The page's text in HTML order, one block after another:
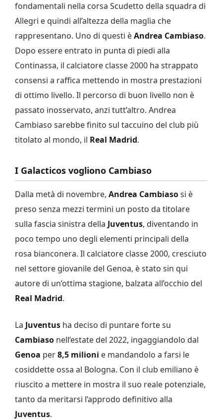
fondamentali nella corsa Scudetto della squadra di
Allegri e quindi all’altezza della maglia che
rappresentano. Uno di questi èAndrea Cambiaso.
Dopo essere entrato in punta di piedi alla
Continassa, il calciatore classe 2000 ha strappato
consensi a raffica mettendo in mostra prestazioni
di ottimo livello. Il percorso di buon livello non è
passato inosservato, anzi tutt’altro. Andrea
Cambiaso sarebbe finito sul taccuino del club più
titolato al mondo, il Real Madrid.
I Galacticos vogliono Cambiaso
Dalla metà di novembre, Andrea Cambiasosi è
preso senza mezzi termini un posto da titolare
sulla fascia sinistra della Juventus, diventando in
poco tempo uno degli elementi principali della
rosa bianconera. Il calciatore classe 2000, cresciuto
nel settore giovanile del Genoa, è stato sin qui
autore di un’ottima stagione, balzata all’occhio del
Real Madrid.
La Juventus ha deciso di puntare forte su
Cambiaso nell’estate del 2022, ingaggiandolo dal
Genoa per8,5 milioni e mandandolo a farsi le
cosiddette ossa al Bologna. Con il club emiliano è
riuscito a mettere in mostra il suo reale potenziale,
tanto da meritarsi l’approdo definitivo alla
Juventus.